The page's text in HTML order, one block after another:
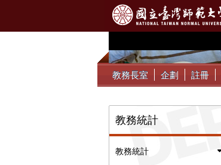
::: 教務長室 企劃 註冊
教務統計
教務統計